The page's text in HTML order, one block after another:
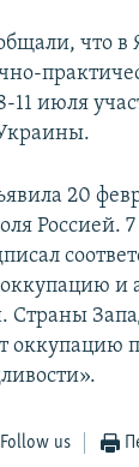
что в
июля
20
Россией. 7
Страны
Follow us